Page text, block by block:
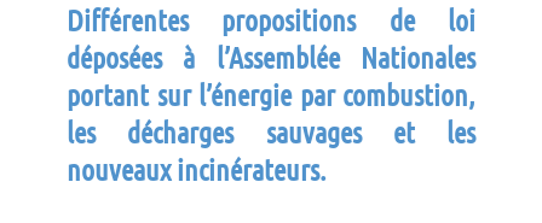
Différentes propositions de loi
déposées à l’Assemblée Nationales
portant sur l’énergie par combustion,
les décharges sauvages et les
nouveaux incinérateurs.